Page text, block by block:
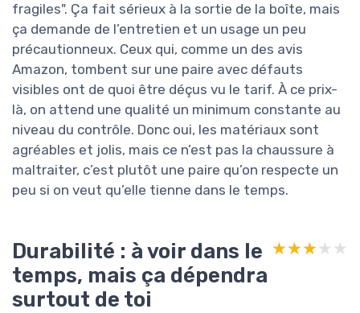
fragiles". Ça fait sérieux à la sortie de la boîte, mais
ça demande de l’entretien et un usage un peu
précautionneux. Ceux qui, comme un des avis
Amazon, tombent sur une paire avec défauts
visibles ont de quoi être déçus vu le tarif. À ce prix-
là, on attend une qualité un minimum constante au
niveau du contrôle. Donc oui, les matériaux sont
agréables et jolis, mais ce n’est pas la chaussure à
maltraiter, c’est plutôt une paire qu’on respecte un
peu si on veut qu’elle tienne dans le temps.
Durabilité : à voir dans le
temps, mais ça dépendra
surtout de toi
★★★★★
★★★★★